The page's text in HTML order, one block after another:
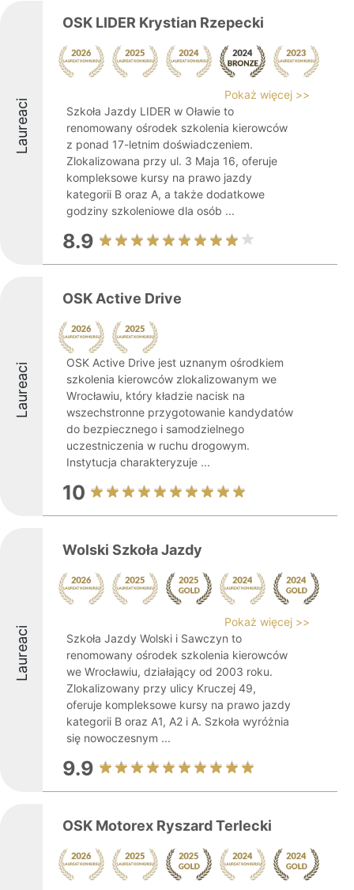
Laureaci
OSK LIDER Krystian Rzepecki
Pokaż więcej >>
Szkoła Jazdy LIDER w Oławie to
renomowany ośrodek szkolenia kierowców
z ponad 17-letnim doświadczeniem.
Zlokalizowana przy ul. 3 Maja 16, oferuje
kompleksowe kursy na prawo jazdy
kategorii B oraz A, a także dodatkowe
godziny szkoleniowe dla osób ...
8.9
Laureaci
OSK Active Drive
OSK Active Drive jest uznanym ośrodkiem
szkolenia kierowców zlokalizowanym we
Wrocławiu, który kładzie nacisk na
wszechstronne przygotowanie kandydatów
do bezpiecznego i samodzielnego
uczestniczenia w ruchu drogowym.
Instytucja charakteryzuje ...
10
Laureaci
Wolski Szkoła Jazdy
Pokaż więcej >>
Szkoła Jazdy Wolski i Sawczyn to
renomowany ośrodek szkolenia kierowców
we Wrocławiu, działający od 2003 roku.
Zlokalizowany przy ulicy Kruczej 49,
oferuje kompleksowe kursy na prawo jazdy
kategorii B oraz A1, A2 i A. Szkoła wyróżnia
się nowoczesnym ...
9.9
OSK Motorex Ryszard Terlecki